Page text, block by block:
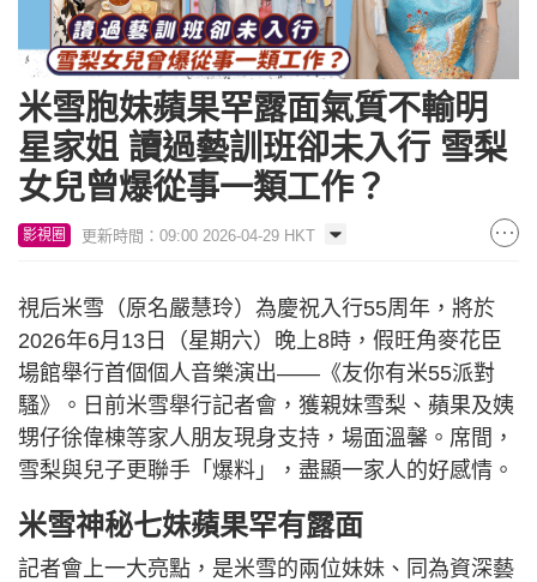
米雪胞妹蘋果罕露面氣質不輸明
星家姐 讀過藝訓班卻未入行 雪梨
女兒曾爆從事一類工作？
影視圈 更新時間：09:00 2026-04-29 HKT
視后米雪（原名嚴慧玲）為慶祝入行55周年，將於
2026年6月13日（星期六）晚上8時，假旺角麥花臣
場館舉行首個個人音樂演出——《友你有米55派對
騷》。日前米雪舉行記者會，獲親妹雪梨、蘋果及姨
甥仔徐偉棟等家人朋友現身支持，場面溫馨。席間，
雪梨與兒子更聯手「爆料」，盡顯一家人的好感情。
米雪神秘七妹蘋果罕有露面
記者會上一大亮點，是米雪的兩位妹妹、同為資深藝